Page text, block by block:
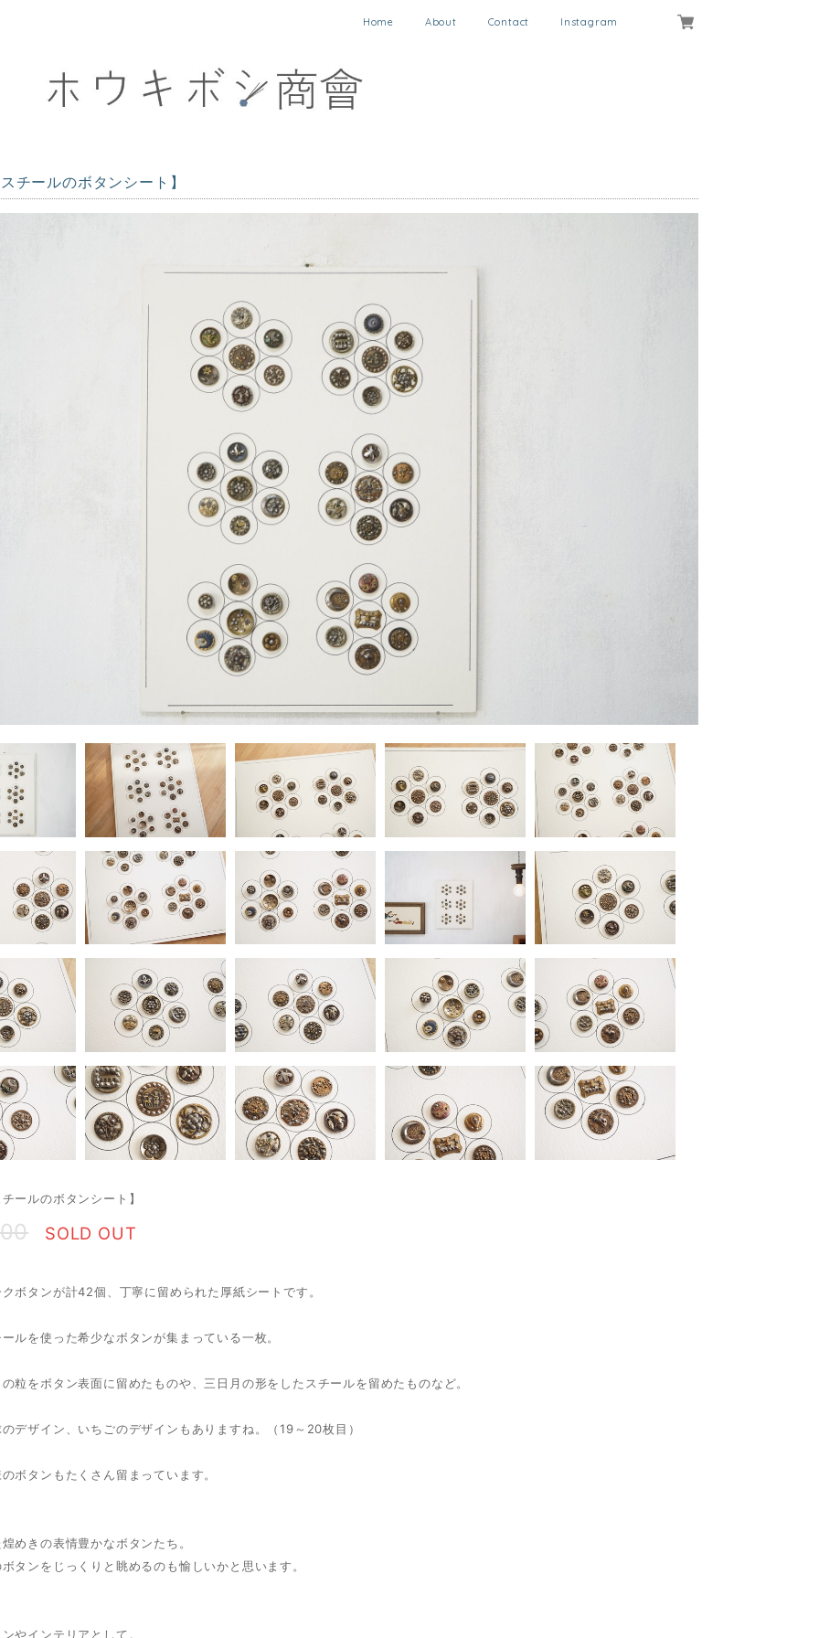
Home About Contact Instagram
チールのボタンシート】
ールのボタンシート】
SOLD OUT
ボタンが計42個、丁寧に留められた厚紙シートです。
ルを使った希少なボタンが集まっている一枚。
粒をボタン表面に留めたものや、三日月の形をしたスチールを留めたものなど。
デザイン、いちごのデザインもありますね。（19～20枚目）
ボタンもたくさん留まっています。
めきの表情豊かなボタンたち。
タンをじっくりと眺めるのも愉しいかと思います。
やインテリアとして。